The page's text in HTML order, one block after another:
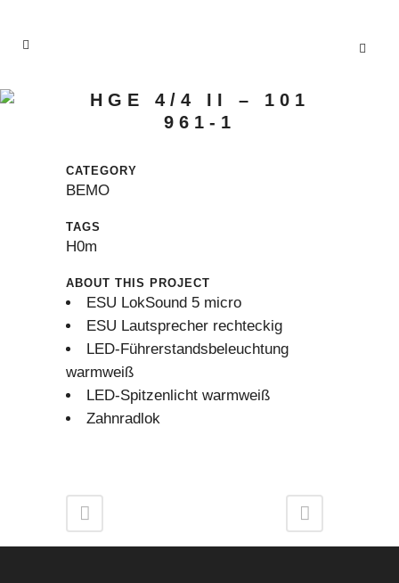
HGE 4/4 II – 101
961-1
CATEGORY
BEMO
TAGS
H0m
ABOUT THIS PROJECT
ESU LokSound 5 micro
ESU Lautsprecher rechteckig
LED-Führerstandsbeleuchtung
warmweiß
LED-Spitzenlicht warmweiß
Zahnradlok